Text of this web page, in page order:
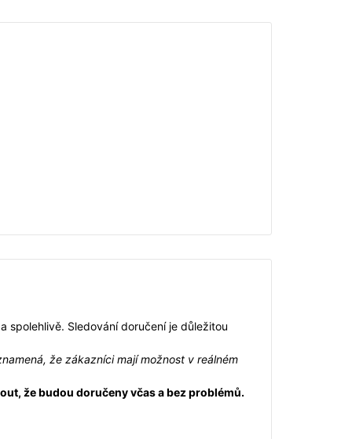
spolehlivě. Sledování doručení je důležitou
že zákazníci mají možnost v reálném
že budou doručeny včas a bez problémů.